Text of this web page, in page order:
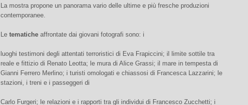
La mostra propone un panorama vario delle ultime e più fresche produzioni
contemporanee.
Le tematiche affrontate dai giovani fotografi sono: i
luoghi testimoni degli attentati terroristici di Eva Frapiccini; il limite sottile tra
reale e fittizio di Renato Leotta; le mura di Alice Grassi; il mare in tempesta di
Gianni Ferrero Merlino; i turisti omologati e chiassosi di Francesca Lazzarini; le
stazioni, i treni e i passeggeri di
Carlo Furgeri; le relazioni e i rapporti tra gli individui di Francesco Zucchetti; i